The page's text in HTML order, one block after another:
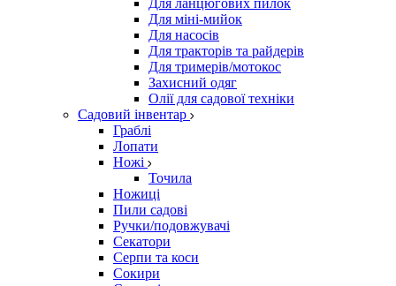
Для ланцюгових пилок
Для міні-мийок
Для насосів
Для тракторів та райдерів
Для тримерів/мотокос
Захисний одяг
Олії для садової техніки
Садовий інвентар
Граблі
Лопати
Ножі
Точила
Ножиці
Пили садові
Ручки/подовжувачі
Секатори
Серпи та коси
Сокири